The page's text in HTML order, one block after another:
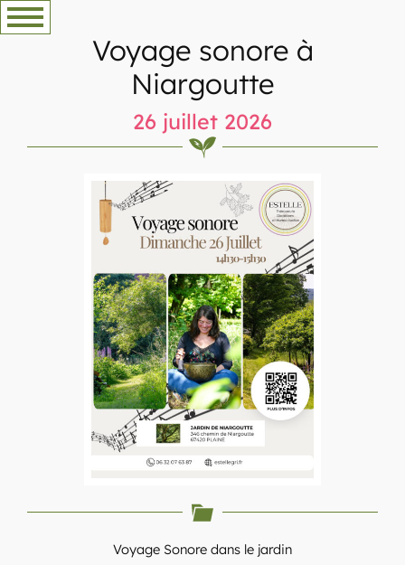
Aller
au
Voyage sonore à
Niargoutte
26 juillet 2026
Voyage Sonore dans le jardin